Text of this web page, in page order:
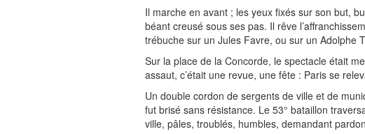
Il marche en avant ; les yeux fixés sur son but,
béant creusé sous ses pas. Il rêve
trébuche sur un Jules Favre, ou sur un Adolphe
Sur la place de la Concorde, le spectacle était
assaut, c’était une revue, une fête : Paris se
Un double cordon de sergents de ville et de
fut brisé sans résistance. Le 53° bataillon
ville, pâles, troublés, humbles, demandant